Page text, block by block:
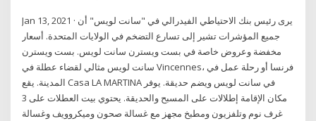
Jan 13, 2021 · يرى رئيس بنك الاحتياطي الفيدرالي في "سانت لويس" أن
جميع المؤشرات تشير إلى تسارع التضخم في الولايات المتحدة. أسعار
مخفضة وعروض خاصة في بست ويسترن سانت لويس. بست ويسترن
سانت لويس مثالي لقضاء عطلة في Vincennes، فرنسا أو رحلة عمل في
المدينة. يقع Casa LA MARTINA في سانت لويس ويضم حديقة. يوفر
مكان الإقامة إطلالات على المسبح والحديقة. يحتوي بيت العطلات على 3
غرف نوم وتلفزيون ومطبخ مجهز مع غسالة صحون وميكروويف وغسالة